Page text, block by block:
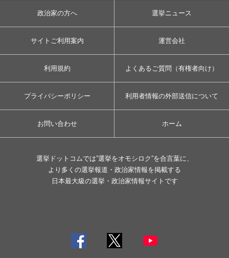
政治家の方へ 選挙ニュース
サイトご利用案内 運営会社
利用規約 よくあるご質問（有権者向け）
プライバシーポリシー 利用者情報の外部送信について
お問い合わせ ホーム
選挙ドットコムでは”選挙をオモシロク”を合言葉に、
より多くの選挙報道・政治家情報を掲載する
日本最大級の選挙・政治家情報サイトです